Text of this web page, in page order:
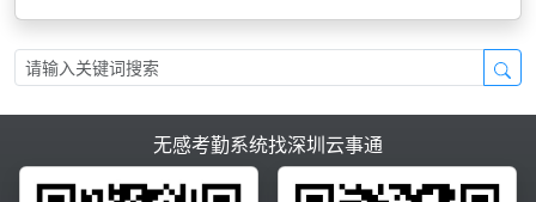
无感考勤系统找深圳云事通